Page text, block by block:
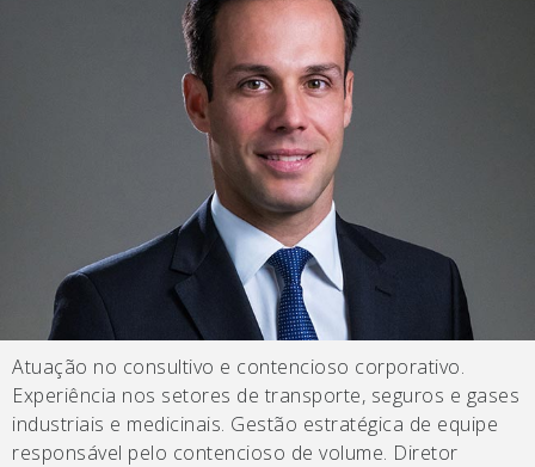
Atuação no consultivo e contencioso corporativo.
Experiência nos setores de transporte, seguros e gases
industriais e medicinais. Gestão estratégica de equipe
responsável pelo contencioso de volume. Diretor